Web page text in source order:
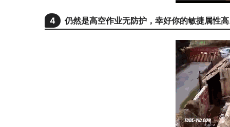
4 仍然是高空作业无防护，幸好你的敏捷属性